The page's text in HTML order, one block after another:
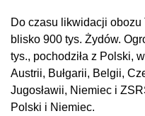
Do czasu likwidacji
blisko 900 tys. Żydów.
tys., pochodziła z Polski,
Austrii, Bułgarii, Belgii,
Jugosławii, Niemiec i
Polski i Niemiec.